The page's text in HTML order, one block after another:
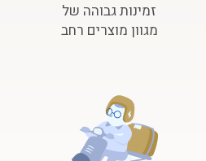
זמינות גבוהה של
מגוון מוצרים רחב